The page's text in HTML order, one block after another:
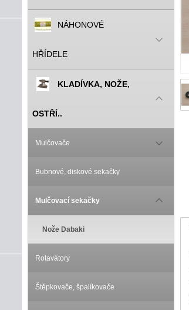
NÁHONOVÉ
HŘÍDELE
KLADÍVKA, NOŽE,
OSTŘÍ..
Mulčovače
Bubnové, diskové sekačky
Mulčovací sekačky
Nože Dabaki
Rotavátory
Štěpkovače, špalíkovače